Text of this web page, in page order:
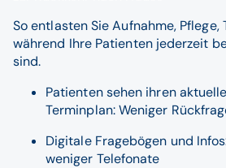
So entlasten Sie Aufnahme, Pflege,
während Ihre Patienten jederzeit
sind.
Patienten sehen ihren
Terminplan: Weniger
Digitale Fragebögen und
weniger Telefonate